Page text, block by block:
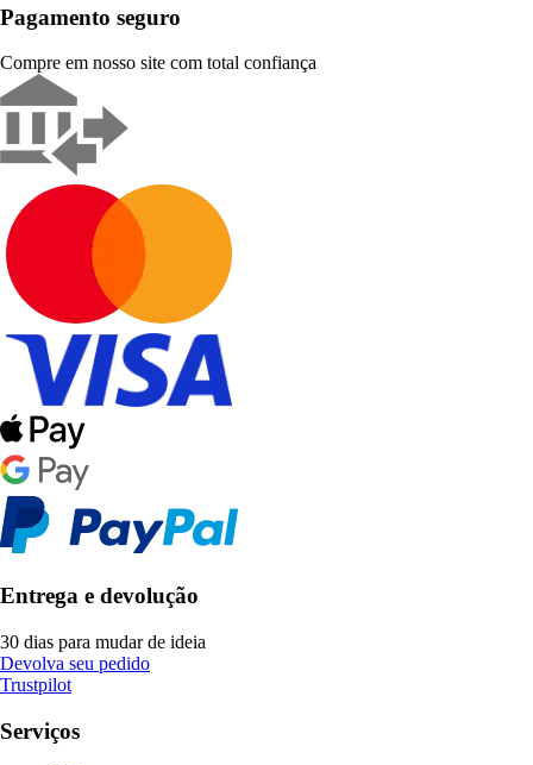
Pagamento seguro
Compre em nosso site com total confiança
Entrega e devolução
30 dias para mudar de ideia
Devolva seu pedido
Trustpilot
Serviços